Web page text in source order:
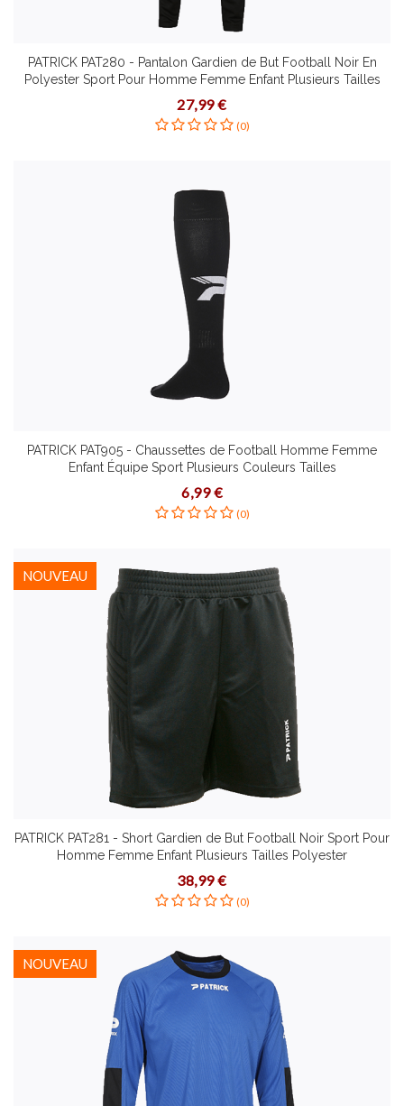
PATRICK PAT280 - Pantalon Gardien de But Football Noir En
Polyester Sport Pour Homme Femme Enfant Plusieurs Tailles
27,99 €
(0)
PATRICK PAT905 - Chaussettes de Football Homme Femme
Enfant Équipe Sport Plusieurs Couleurs Tailles
6,99 €
(0)
PATRICK PAT281 - Short Gardien de But Football Noir Sport Pour
Homme Femme Enfant Plusieurs Tailles Polyester
38,99 €
NOUVEAU
(0)
NOUVEAU